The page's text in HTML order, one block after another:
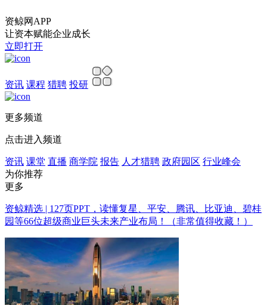
资鲸网APP
让资本赋能企业成长
立即打开
资讯 课程 猎聘 投研
更多频道
点击进入频道
资讯 课堂 直播 商学院 报告 人才猎聘 政府园区 行业峰会
为你推荐
更多
资鲸精选 | 127页PPT，读懂复星、平安、腾讯、比亚迪、碧桂
园等66位超级商业巨头未来产业布局！（非常值得收藏！）